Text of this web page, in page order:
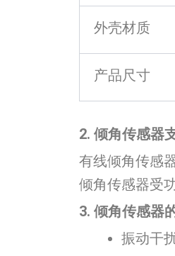
外壳材质
产品尺寸
2. 倾角传感器
有线倾角传感
倾角传感器受
3. 倾角传感器
振动干